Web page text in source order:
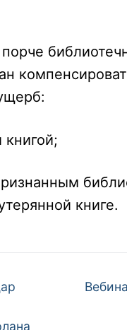
книгой;
книге.